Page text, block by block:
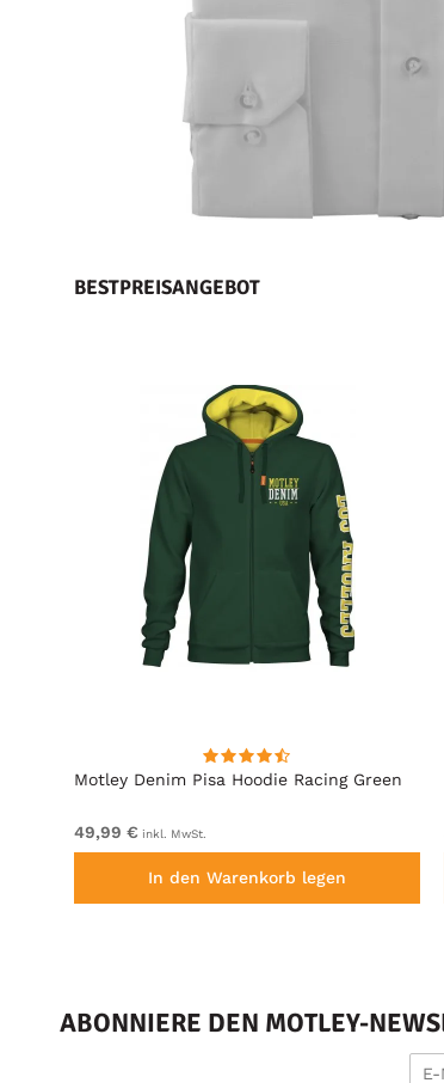
BESTPREISANGEBOT
Motley Denim Pisa Hoodie Racing Green
49,99 € inkl. MwSt.
In den Warenkorb legen
ABONNIERE DEN MOTLEY-